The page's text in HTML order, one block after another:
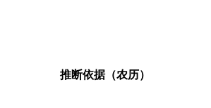
推断依据（农历）